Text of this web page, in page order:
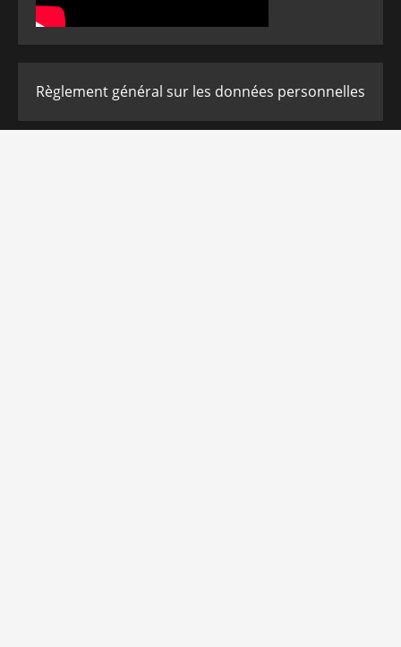
Règlement général sur les données personnelles